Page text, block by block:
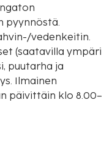
pyynnöstä.
vedenkeitin.
(saatavilla ympäri
puutarha ja
Ilmainen
päivittäin klo 8.00–